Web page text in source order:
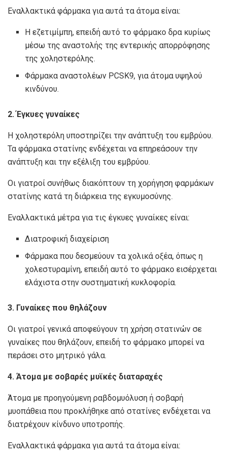
Εναλλακτικά φάρμακα για αυτά τα άτομα είναι:
Η εζετιμίμπη, επειδή αυτό το φάρμακο δρα κυρίως
μέσω της αναστολής της εντερικής απορρόφησης
της χοληστερόλης.
Φάρμακα αναστολέων PCSK9, για άτομα υψηλού
κινδύνου.
2. Έγκυες γυναίκες
Η χοληστερόλη υποστηρίζει την ανάπτυξη του εμβρύου.
Τα φάρμακα στατίνης ενδέχεται να επηρεάσουν την
ανάπτυξη και την εξέλιξη του εμβρύου.
Οι γιατροί συνήθως διακόπτουν τη χορήγηση φαρμάκων
στατίνης κατά τη διάρκεια της εγκυμοσύνης.
Εναλλακτικά μέτρα για τις έγκυες γυναίκες είναι:
Διατροφική διαχείριση
Φάρμακα που δεσμεύουν τα χολικά οξέα, όπως η
χολεστυραμίνη, επειδή αυτό το φάρμακο εισέρχεται
ελάχιστα στην συστηματική κυκλοφορία.
3. Γυναίκες που θηλάζουν
Οι γιατροί γενικά αποφεύγουν τη χρήση στατινών σε
γυναίκες που θηλάζουν, επειδή το φάρμακο μπορεί να
περάσει στο μητρικό γάλα.
4. Άτομα με σοβαρές μυϊκές διαταραχές
Άτομα με προηγούμενη ραβδομυόλυση ή σοβαρή
μυοπάθεια που προκλήθηκε από στατίνες ενδέχεται να
διατρέχουν κίνδυνο υποτροπής.
Εναλλακτικά φάρμακα για αυτά τα άτομα είναι: